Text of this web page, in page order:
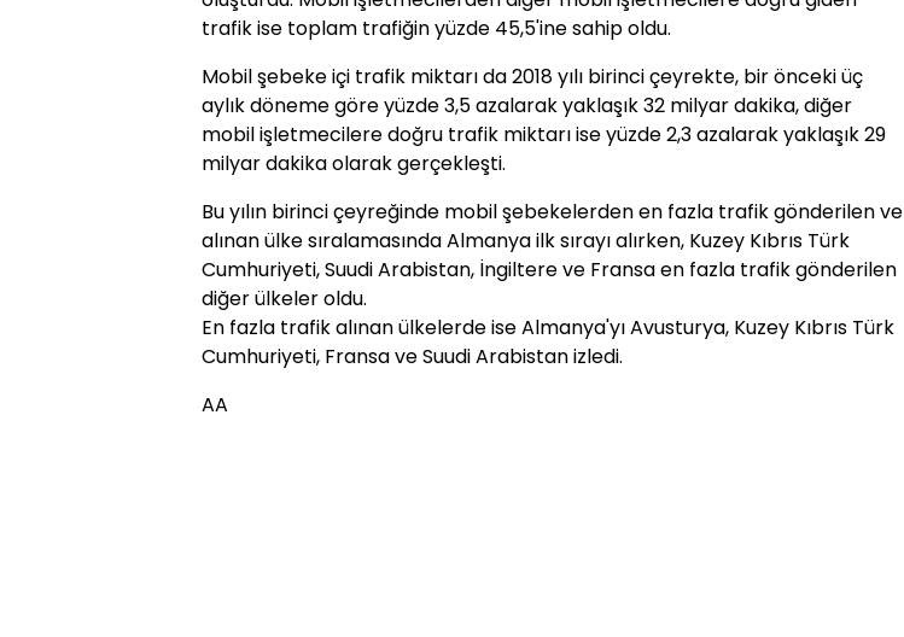
trafik ise toplam trafiğin yüzde 45,5'ine sahip oldu.
Mobil şebeke içi trafik miktarı da 2018 yılı birinci çeyrekte, bir önceki üç
aylık döneme göre yüzde 3,5 azalarak yaklaşık 32 milyar dakika, diğer
mobil işletmecilere doğru trafik miktarı ise yüzde 2,3 azalarak yaklaşık 29
milyar dakika olarak gerçekleşti.
Bu yılın birinci çeyreğinde mobil şebekelerden en fazla trafik gönderilen ve
alınan ülke sıralamasında Almanya ilk sırayı alırken, Kuzey Kıbrıs Türk
Cumhuriyeti, Suudi Arabistan, İngiltere ve Fransa en fazla trafik gönderilen
diğer ülkeler oldu.
En fazla trafik alınan ülkelerde ise Almanya'yı Avusturya, Kuzey Kıbrıs Türk
Cumhuriyeti, Fransa ve Suudi Arabistan izledi.
AA